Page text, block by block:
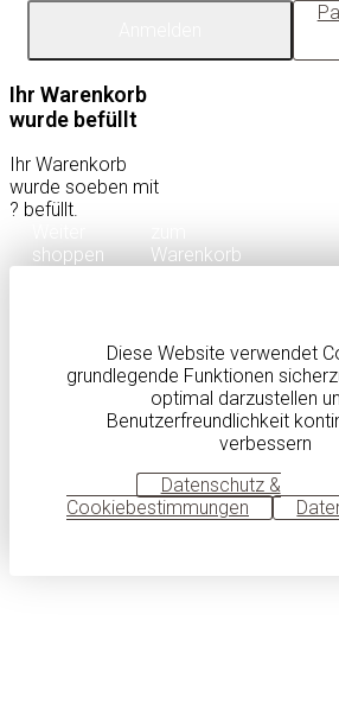
Ihr Warenkorb
wurde befüllt
Ihr Warenkorb
wurde soeben mit
? befüllt.
shoppen
Warenkorb
Diese Website verwendet
grundlegende Funktionen
optimal darzustellen
Benutzerfreundlichkeit
verbessern
Datenschutz &
Cookiebestimmungen